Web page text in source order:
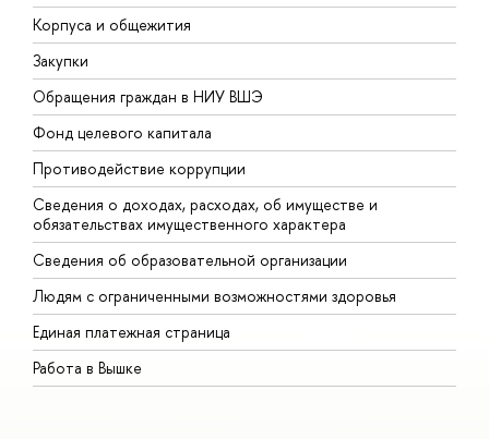
Корпуса и общежития
Закупки
Обращения граждан в НИУ ВШЭ
Фонд целевого капитала
Противодействие коррупции
Сведения о доходах, расходах, об имуществе и
обязательствах имущественного характера
Сведения об образовательной организации
Людям с ограниченными возможностями здоровья
Единая платежная страница
Работа в Вышке